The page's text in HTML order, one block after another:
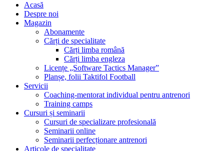
Acasă
Despre noi
Magazin
Abonamente
Cărți de specialitate
Cărți limba română
Cărți limba engleza
Licențe „Software Tactics Manager”
Planșe, folii Taktifol Football
Servicii
Coaching-mentorat individual pentru antrenori
Training camps
Cursuri și seminarii
Cursuri de specializare profesională
Seminarii online
Seminarii perfecționare antrenori
Articole de specialitate